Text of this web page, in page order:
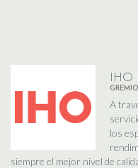
IHO
A
los
siempre el mejor nivel de